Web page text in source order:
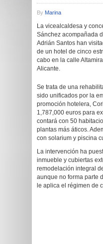
By Marina
La vicealcaldesa y
Sánchez acompañada
Adrián Santos han
de un hotel de cinco
cabo en la calle
Alicante.
Se trata de una
sido unificados por la
promoción hotelera,
1,787,000 euros para
contará con 50
plantas más áticos.
con solarium y piscina
La intervención ha
inmueble y cubiertas
remodelación integral
aunque no forma parte
le aplica el régimen de